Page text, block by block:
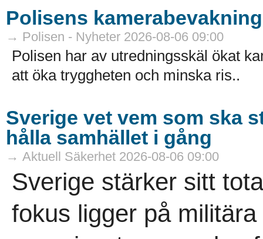
Polisens
→ Polisen - Nyheter 2026-08-06 09:00
Polisen har av utredningsskäl ökat
att öka tryggheten och minska ris..
Sverige vet vem som ska
hålla samhället i gång
→ Aktuell Säkerhet 2026-08-06 09:00
Sverige stärker sitt
fokus ligger på